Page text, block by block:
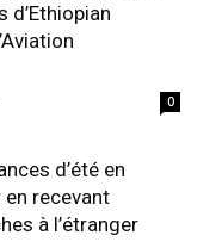
d’Ethiopian
0
d’été en
en recevant
à l’étranger